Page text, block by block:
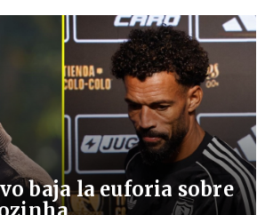
baja la euforia sobre